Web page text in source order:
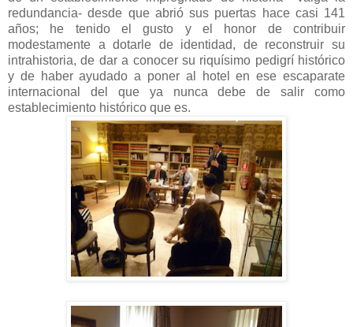
redundancia- desde que abrió sus puertas hace casi 141
años; he tenido el gusto y el honor de contribuir
modestamente a dotarle de identidad, de reconstruir su
intrahistoria, de dar a conocer su riquísimo pedigrí histórico
y de haber ayudado a poner al hotel en ese escaparate
internacional del que ya nunca debe de salir como
establecimiento histórico que es.